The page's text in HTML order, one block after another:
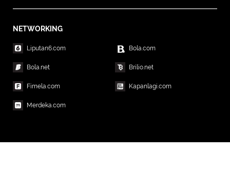
NETWORKING
Liputan6.com Bola.com
Bola.net Brilio.net
Fimela.com Kapanlagi.com
Merdeka.com